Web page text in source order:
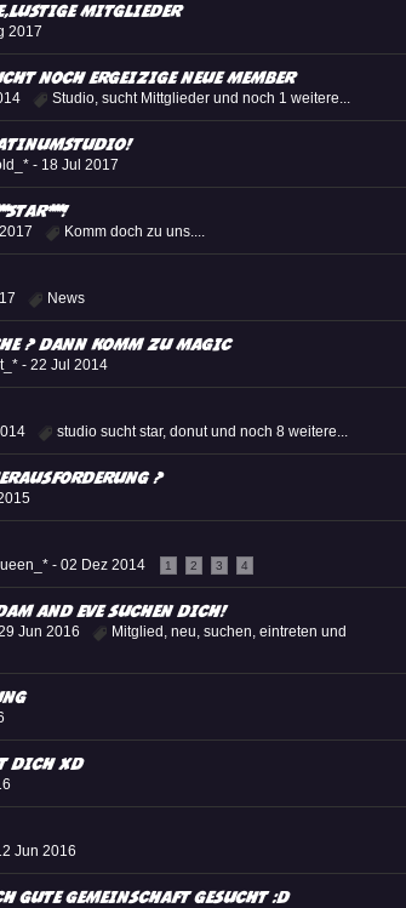
Mitglieder
2017
noch ergeizige neue Member
Studio, sucht Mittglieder und noch 1 weitere...
- 18 Jul 2017
Komm doch zu uns....
News
? Dann komm zu MAGIC
- 22 Jul 2014
studio sucht star, donut und noch 8 weitere...
?
- 02 Dez 2014 1 2 3 4
and Eve suchen Dich!
Jun 2016 Mitglied , neu, suchen, eintreten und
Dich xD
Jun 2016
gute Gemeinschaft gesucht :D